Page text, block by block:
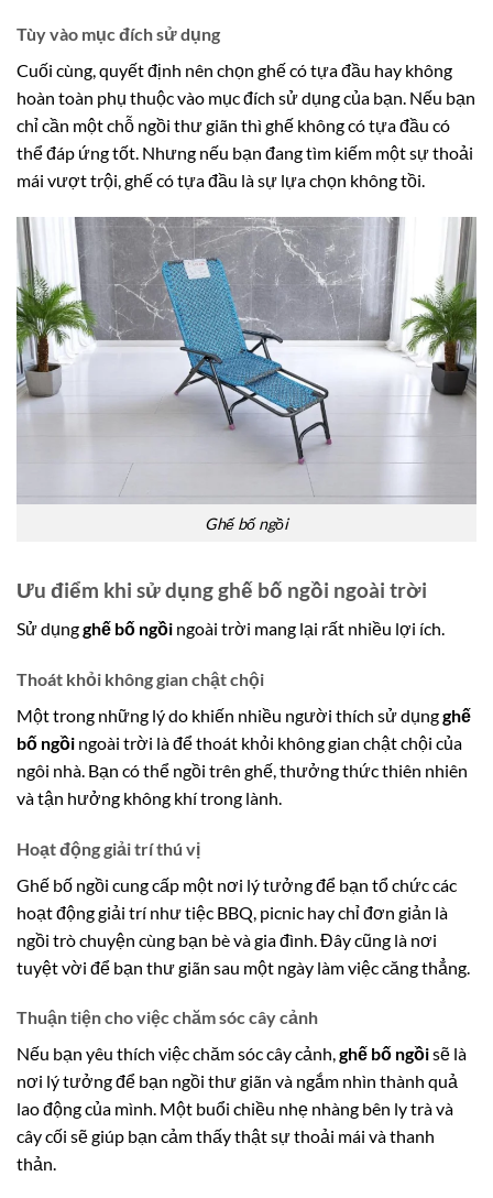
Tùy vào mục đích sử dụng
Cuối cùng, quyết định nên chọn ghế có tựa đầu hay không
hoàn toàn phụ thuộc vào mục đích sử dụng của bạn. Nếu bạn
chỉ cần một chỗ ngồi thư giãn thì ghế không có tựa đầu có
thể đáp ứng tốt. Nhưng nếu bạn đang tìm kiếm một sự thoải
mái vượt trội, ghế có tựa đầu là sự lựa chọn không tồi.
Ghế bố ngồi
Ưu điểm khi sử dụng ghế bố ngồi ngoài trời
Sử dụngghế bố ngồi ngoài trời mang lại rất nhiều lợi ích.
Thoát khỏi không gian chật chội
Một trong những lý do khiến nhiều người thích sử dụngghế
bố ngồi ngoài trời là để thoát khỏi không gian chật chội của
ngôi nhà. Bạn có thể ngồi trên ghế, thưởng thức thiên nhiên
và tận hưởng không khí trong lành.
Hoạt động giải trí thú vị
Ghế bố ngồi cung cấp một nơi lý tưởng để bạn tổ chức các
hoạt động giải trí như tiệc BBQ, picnic hay chỉ đơn giản là
ngồi trò chuyện cùng bạn bè và gia đình. Đây cũng là nơi
tuyệt vời để bạn thư giãn sau một ngày làm việc căng thẳng.
Thuận tiện cho việc chăm sóc cây cảnh
Nếu bạn yêu thích việc chăm sóc cây cảnh,ghế bố ngồisẽ là
nơi lý tưởng để bạn ngồi thư giãn và ngắm nhìn thành quả
lao động của mình. Một buổi chiều nhẹ nhàng bên ly trà và
cây cối sẽ giúp bạn cảm thấy thật sự thoải mái và thanh
thản.